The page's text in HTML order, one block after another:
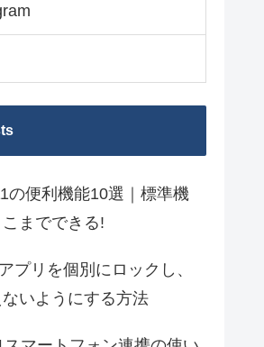
の便利機能10選｜標準機
までできる!
プリを個別にロックし、
いようにする方法